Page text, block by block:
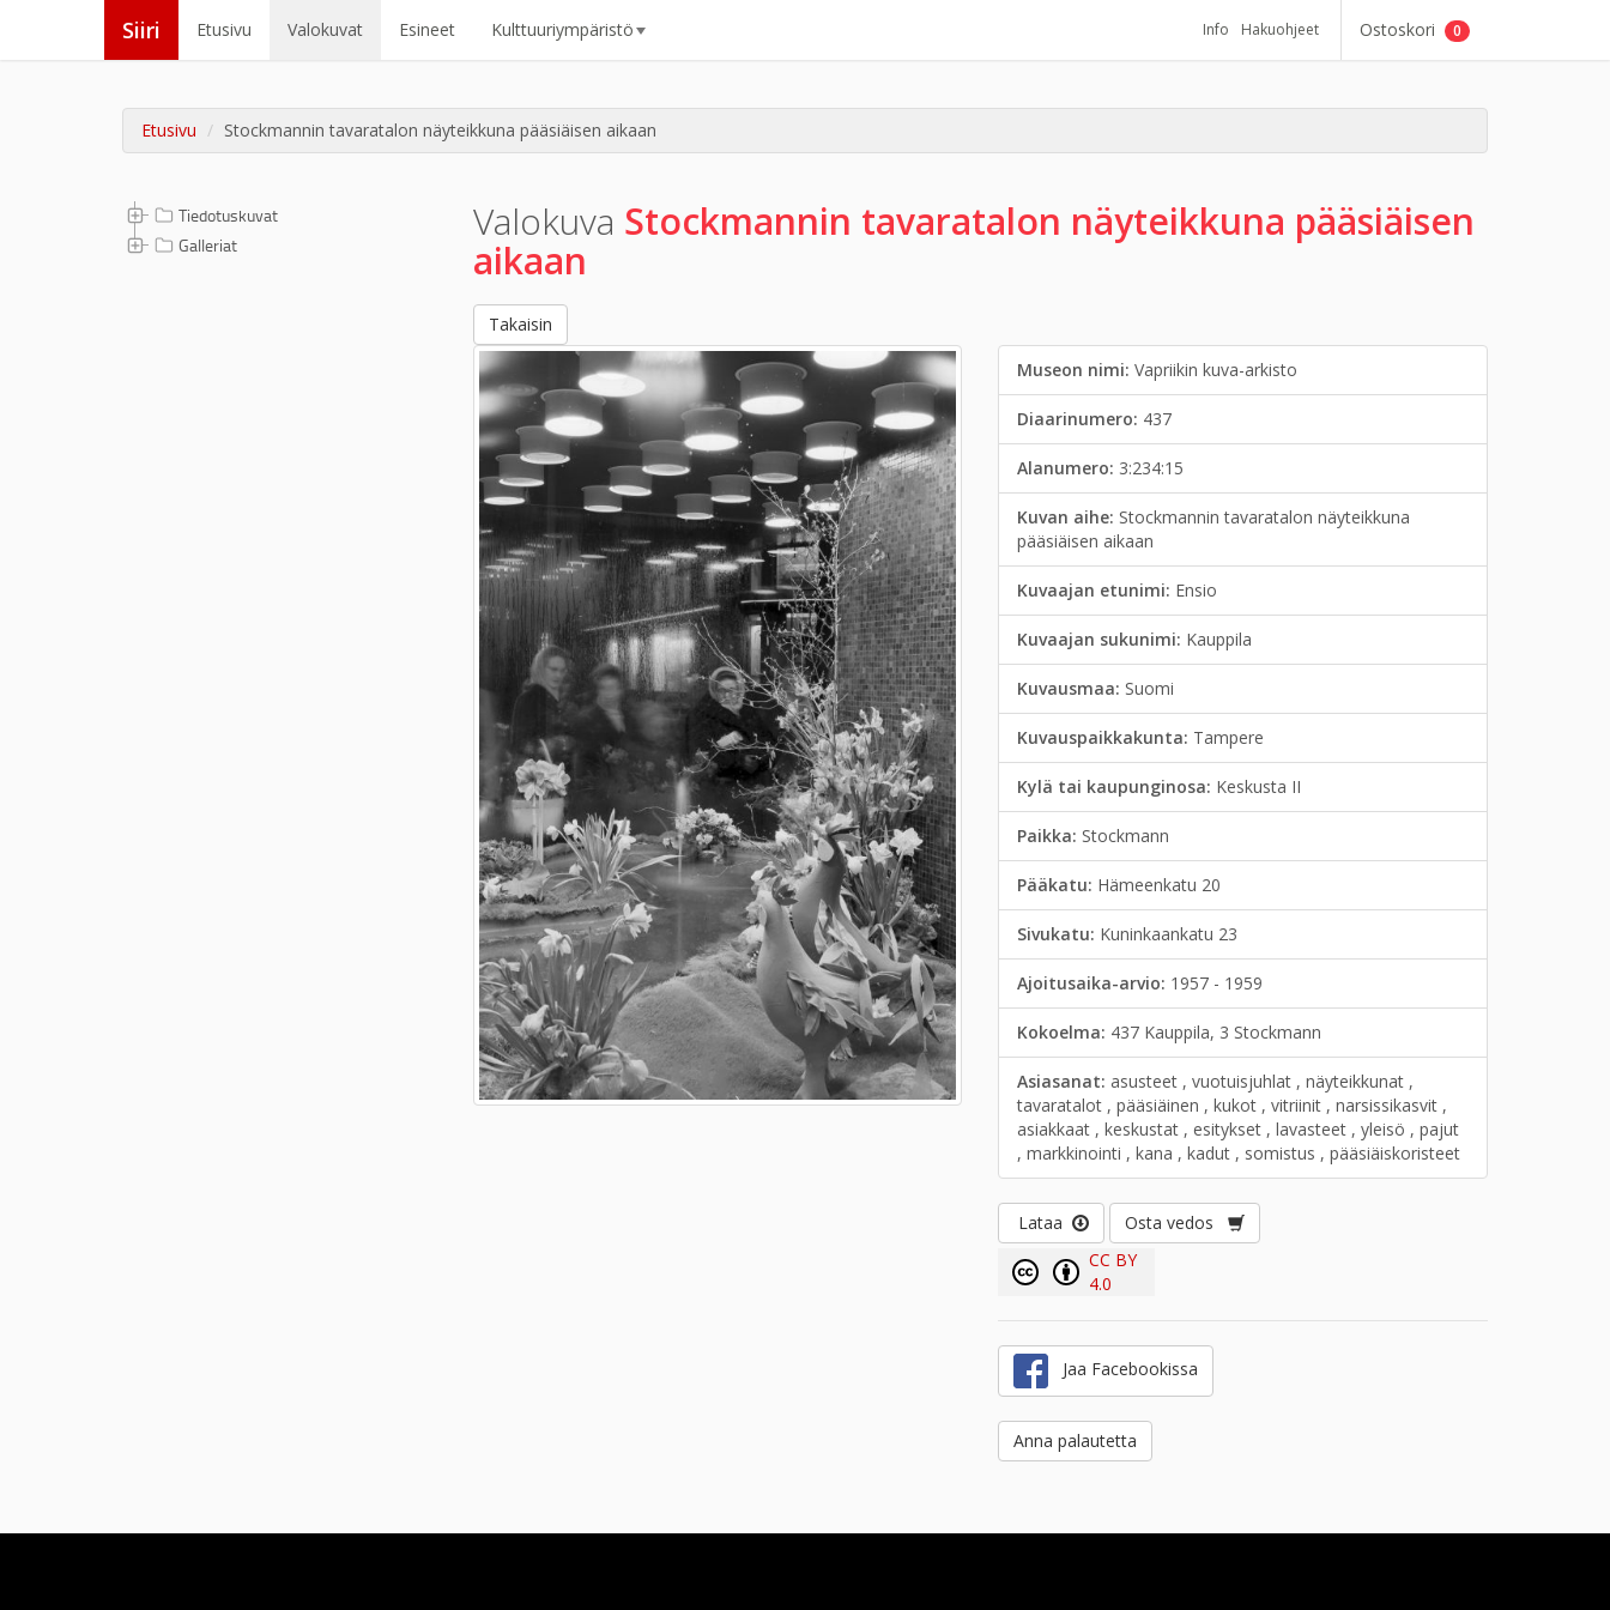
Siiri Etusivu Valokuvat Esineet Kulttuuriympäristö Info Hakuohjeet Ostoskori 0
Etusivu Stockmannin tavaratalon näyteikkuna pääsiäisen aikaan
Tiedotuskuvat
Galleriat
Valokuva Stockmannin tavaratalon näyteikkuna pääsiäisen
aikaan
Takaisin
Museon nimi:Vapriikin kuva-arkisto
Diaarinumero: 437
Alanumero: 3:234:15
Kuvan aihe: Stockmannin tavaratalon näyteikkuna
pääsiäisen aikaan
Kuvaajan etunimi: Ensio
Kuvaajan sukunimi: Kauppila
Kuvausmaa: Suomi
Kuvauspaikkakunta: Tampere
Kylä tai kaupunginosa: Keskusta II
Paikka: Stockmann
Pääkatu: Hämeenkatu 20
Sivukatu: Kuninkaankatu 23
Ajoitusaika-arvio: 1957 - 1959
Kokoelma: 437 Kauppila, 3 Stockmann
Asiasanat: asusteet , vuotuisjuhlat , näyteikkunat ,
tavaratalot , pääsiäinen , kukot , vitriinit , narsissikasvit ,
asiakkaat , keskustat , esitykset , lavasteet , yleisö , pajut
, markkinointi , kana , kadut , somistus , pääsiäiskoristeet
Lataa
Osta vedos
CC BY
4.0
Jaa Facebookissa
Anna palautetta